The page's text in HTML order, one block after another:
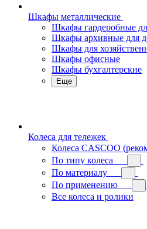
Шкафы металлические
Шкафы гардеробные
Шкафы архивные для
Шкафы для
Шкафы офисные
Шкафы бухгалтерские
Еще
Колеса для тележек
Колеса CASCOO
По типу колеса
По материалу
По применению
Все колеса и ролики